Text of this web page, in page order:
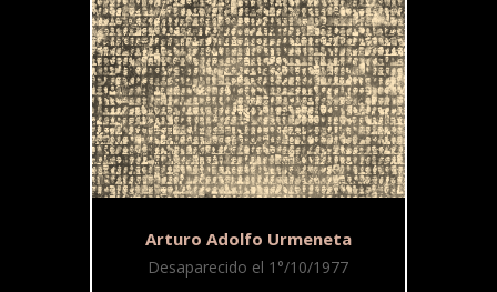
Arturo Adolfo Urmeneta
Desaparecido el 1°/10/1977